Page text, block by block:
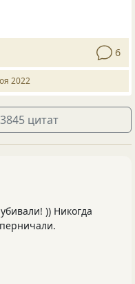
6
2022
цитат
)) Никогда